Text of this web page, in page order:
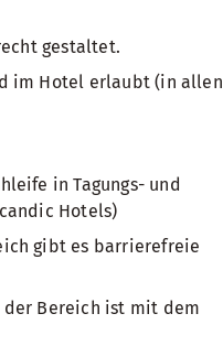
gestaltet.
im Hotel erlaubt (in allen
in Tagungs- und
Hotels)
gibt es barrierefreie
der Bereich ist mit dem